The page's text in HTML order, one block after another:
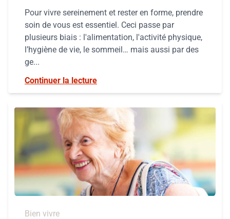
Pour vivre sereinement et rester en forme, prendre
soin de vous est essentiel. Ceci passe par
plusieurs biais : l'alimentation, l'activité physique,
l’hygiène de vie, le sommeil… mais aussi par des
ge...
Continuer la lecture
Bien vivre